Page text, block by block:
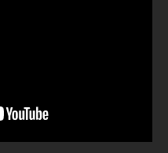
luchtdoorvoer capaciteit